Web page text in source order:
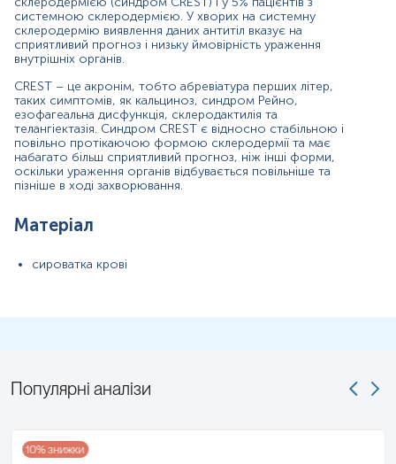
Маркер
Маркер виявлення склеродермії, зокрема синдрому
Показання до призначення
діагностика склеродермії, зокрема синдрому CREST;
диференційна діагностика синдрому Рейно;
Загальна характеристика
Антицентромерні антитіла (anti-CENP) — це аутоантитіла ,
Склеродермія (або системний склероз) — група рідкісних
захворювань сполучної тканини. Розрізняють два види
розпізнають за ступенем ураження шкіри. Антитіла до
центромеру виявляються приблизно у 60-80% пацієнтів з
системною склеродермією. У хворих на системну
склеродермію виявлення даних антитіл вказує на
сприятливий прогноз і низьку ймовірність ураження
внутрішніх органів.
CREST – це акронім, тобто абревіатура перших літер,
таких симптомів, як кальциноз, синдром Рейно,
езофагеальна дисфункція, склеродактилія та
телангіектазія. Синдром CREST є відносно стабільною і
повільно протікаючою формою склеродермії та має
набагато більш сприятливий прогноз, ніж інші форми,
оскільки ураження органів відбувається повільніше та
пізніше в ході захворювання.
Матеріал
сироватка крові
Популярні аналізи
10% знижки